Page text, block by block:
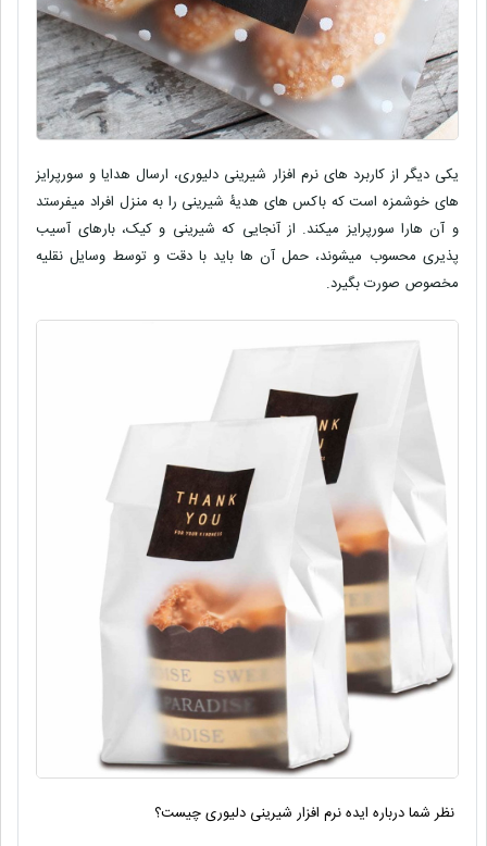
یکی دیگر از کاربرد های نرم افزار شیرینی دلیوری، ارسال هدایا و سورپرایز
های خوشمزه است که باکس های هدیۀ شیرینی را به منزل افراد میفرستد
و آن هارا سورپرایز میکند. از آنجایی که شیرینی و کیک، بارهای آسیب
پذیری محسوب میشوند، حمل آن ها باید با دقت و توسط وسایل نقلیه
مخصوص صورت بگیرد.
نظر شما درباره ایده نرم افزار شیرینی دلیوری چیست؟